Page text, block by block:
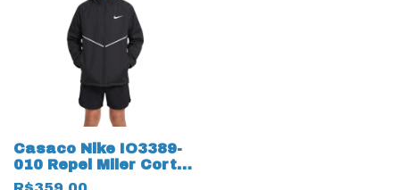
Casaco Nike IO3389-
010 Repel Miler Corta
19870 Vento Infantil